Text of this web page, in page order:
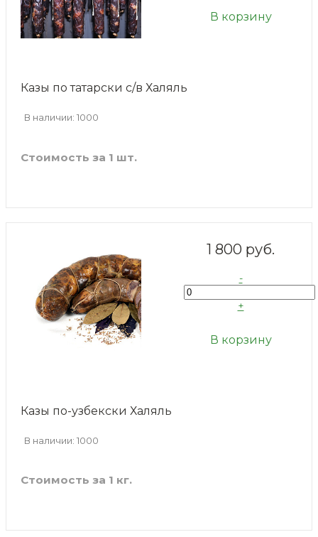
В корзину
Казы по татарски с/в Халяль
В наличии: 1000
Стоимость за 1 шт.
1 800 руб.
-
+
В корзину
Казы по-узбекски Халяль
В наличии: 1000
Стоимость за 1 кг.